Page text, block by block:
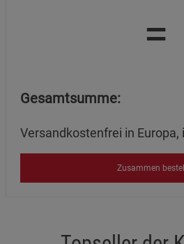
=
Gesamtsumme:
Versandkostenfrei in Europa,
Zusammen